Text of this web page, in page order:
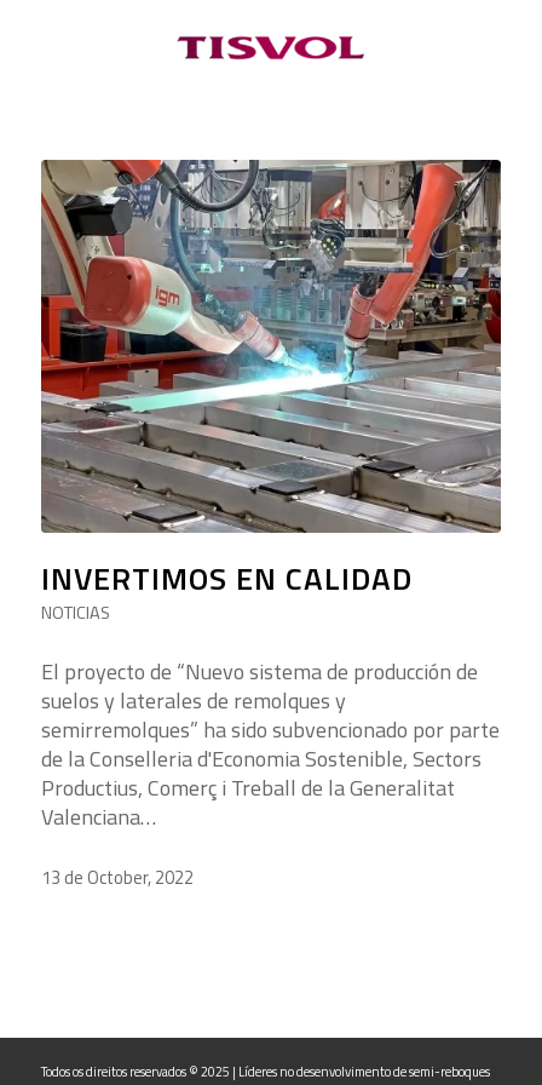
INVERTIMOS EN CALIDAD
NOTICIAS
El proyecto de “Nuevo sistema de producción de
suelos y laterales de remolques y
semirremolques” ha sido subvencionado por parte
de la Conselleria d'Economia Sostenible, Sectors
Productius, Comerç i Treball de la Generalitat
Valenciana…
13 de October, 2022
Todos os direitos reservados © 2025 | Líderes no desenvolvimento de semi-reboques